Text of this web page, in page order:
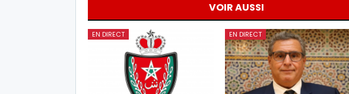
VOIR AUSSI
EN DIRECT EN DIRECT